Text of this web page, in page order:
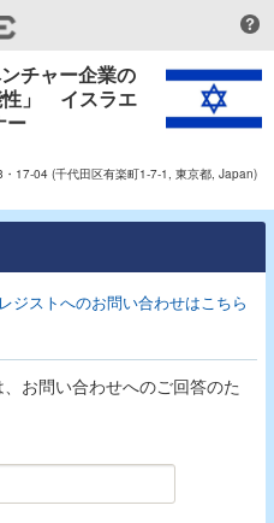
チャー企業の
」　イスラエ
ー
04 (千代田区有楽町1-7-1, 東京都, Japan)
ジストへのお問い合わせはこちら
お問い合わせへのご回答のた